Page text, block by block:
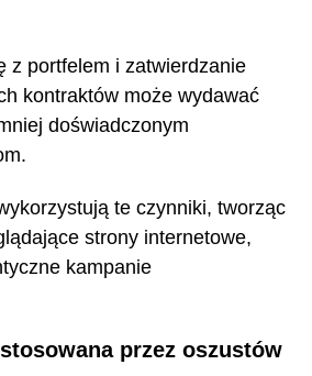
z portfelem i zatwierdzanie
kontraktów może wydawać
doświadczonym
te czynniki, tworząc
strony internetowe,
kampanie
przez oszustów